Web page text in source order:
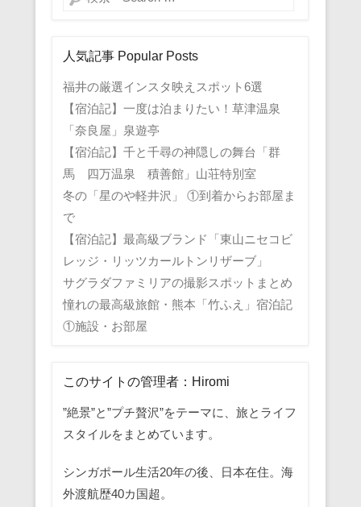
人気記事 Popular Posts
福井の厳選インスタ映えスポット6選
【宿泊記】一度は泊まりたい！草津温泉
「奈良屋」泉遊亭
【宿泊記】千と千尋の神隠しの舞台「群
馬 四万温泉 積善館」山荘特別室
冬の「星のや軽井沢」 ①到着からお部屋ま
で
【宿泊記】最高級ブランド「東山ニセコビ
レッジ・リッツカールトンリザーブ」
サグラダファミリアの撮影スポットまとめ
憧れの最高級旅館・熊本「竹ふえ」宿泊記
①施設・お部屋
このサイトの管理者：Hiromi
”絶景”と”プチ贅沢”をテーマに、旅とライフ
スタイルをまとめています。
シンガポール生活20年の後、日本在住。海
外渡航歴40カ国超。